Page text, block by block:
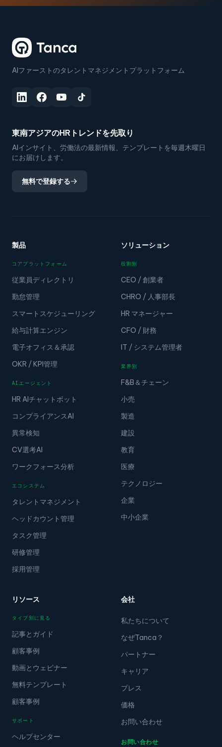
AIファーストのタレントマネジメントプラットフォーム
東南アジアのHRトレンドを先取り
AIインサイト、労働法の最新情報、テンプレートを毎週木曜日
にお届けします。
無料で登録する
製品
コアプラットフォーム
従業員ディレクトリ
勤怠管理
スマートスケジューリング
給与計算エンジン
電子オフィス＆承認
OKR / KPI管理
AIエージェント
HR AIチャットボット
コンプライアンスAI
異常検知
CV選考AI
ワークフォース分析
エコシステム
タレントマネジメント
ヘッドカウント管理
タスク管理
研修管理
採用管理
ソリューション
役割別
CEO / 創業者
CHRO / 人事部長
HR マネージャー
CFO / 財務
IT / システム管理者
業界別
F&B＆チェーン
小売
製造
建設
教育
医療
テクノロジー
企業
中小企業
リソース
タイプ別に見る
記事とガイド
顧客事例
動画とウェビナー
無料テンプレート
顧客事例
サポート
ヘルプセンター
会社
私たちについて
なぜTanca？
パートナー
キャリア
プレス
価格
お問い合わせ
お問い合わせ